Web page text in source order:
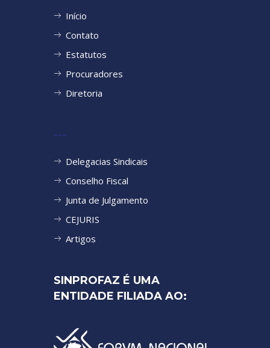
Início
Contato
Estatutos
Procuradores
Diretoria
---
Delegacias Sindicais
Conselho Fiscal
Junta de Julgamento
CEJURIS
Artigos
SINPROFAZ É UMA
ENTIDADE FILIADA AO: